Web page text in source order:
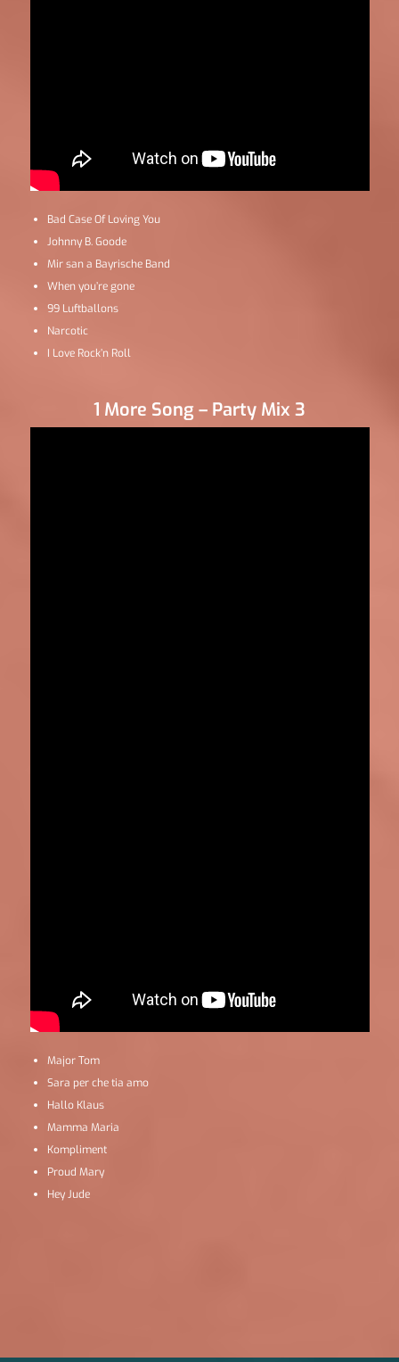
Bad Case Of Loving You
Johnny B. Goode
Mir san a Bayrische Band
When you’re gone
99 Luftballons
Narcotic
I Love Rock’n Roll
1 More Song – Party Mix 3
Major Tom
Sara per che tia amo
Hallo Klaus
Mamma Maria
Kompliment
Proud Mary
Hey Jude